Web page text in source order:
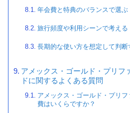
年会費と特典のバランスで選ぶ
旅行頻度や利用シーンで考える
長期的な使い方を想定して判断
アメックス・ゴールド・プリフ
ドに関するよくある質問
アメックス・ゴールド・プリ
費はいくらですか？